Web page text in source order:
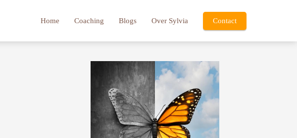
Home Coaching Blogs Over Sylvia Contact